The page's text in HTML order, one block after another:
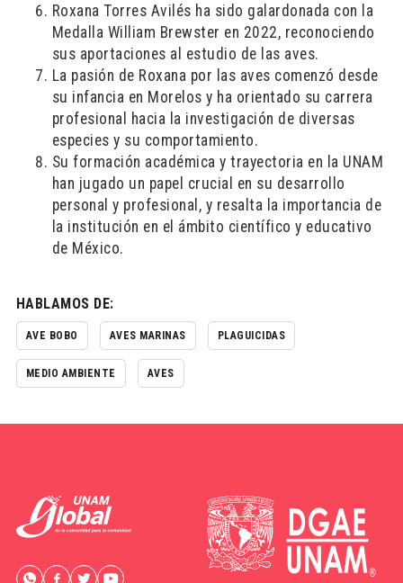
Roxana Torres Avilés ha sido galardonada con la
Medalla William Brewster en 2022, reconociendo
sus aportaciones al estudio de las aves.
La pasión de Roxana por las aves comenzó desde
su infancia en Morelos y ha orientado su carrera
profesional hacia la investigación de diversas
especies y su comportamiento.
Su formación académica y trayectoria en la UNAM
han jugado un papel crucial en su desarrollo
personal y profesional, y resalta la importancia de
la institución en el ámbito científico y educativo
de México.
HABLAMOS DE:
AVE BOBO AVES MARINAS PLAGUICIDAS
MEDIO AMBIENTE AVES